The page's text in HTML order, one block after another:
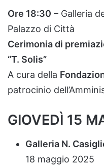
Ore 18:30 – Galleria
Palazzo di Città
Cerimoniadi
“T. Solis”
A cura della
patrocinio
GIOVEDÌ 15
Galleria N.
18 maggio 2025